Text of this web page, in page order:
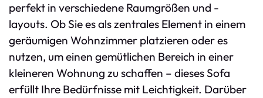
perfekt in verschiedene Raumgrößen und -
layouts. Ob Sie es als zentrales Element in einem
geräumigen Wohnzimmer platzieren oder es
nutzen, um einen gemütlichen Bereich in einer
kleineren Wohnung zu schaffen – dieses Sofa
erfüllt Ihre Bedürfnisse mit Leichtigkeit. Darüber